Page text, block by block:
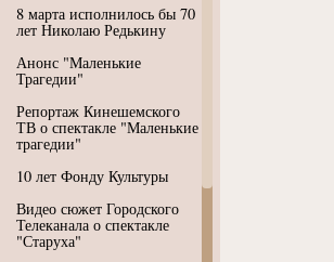
8 марта исполнилось бы 70
лет Николаю Редькину
Анонс "Маленькие
Трагедии"
Репортаж Кинешемского
ТВ о спектакле "Маленькие
трагедии"
10 лет Фонду Культуры
Видео сюжет Городского
Телеканала о спектакле
"Старуха"